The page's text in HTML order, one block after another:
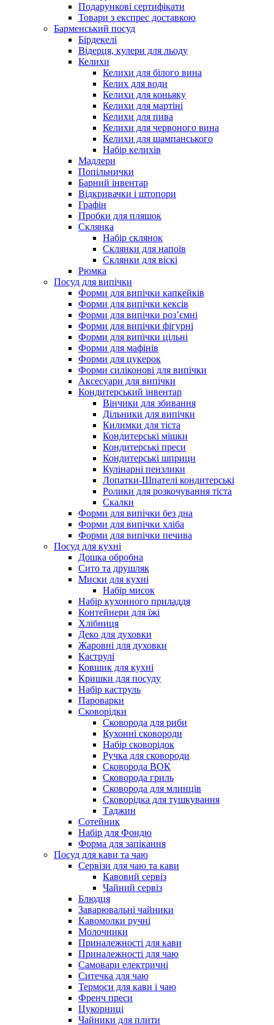
Подарункові сертифікати
Товари з експрес доставкою
Барменський посуд
Бірдекелі
Відерця, кулери для льоду
Келихи
Келихи для білого вина
Келих для води
Келихи для коньяку
Келихи для мартіні
Келихи для пива
Келихи для червоного вина
Келихи для шампанського
Набір келихів
Мадлери
Попільнички
Барний інвентар
Відкривачки і штопори
Графін
Пробки для пляшок
Склянка
Набір склянок
Склянки для напоїв
Склянки для віскі
Рюмка
Посуд для випічки
Форми для випічки капкейків
Форми для випічки кексів
Форми для випічки роз’ємні
Форми для випічки фігурні
Форми для випічки цільні
Форми для мафінів
Форми для цукерок
Форми силіконові для випічки
Аксесуари для випічки
Кондитерський інвентар
Вінчики для збивання
Дільники для випічки
Килимки для тіста
Кондитерські мішки
Кондитерські преси
Кондитерські шприци
Кулінарні пензлики
Лопатки-Шпателі кондитерські
Ролики для розкочування тіста
Скалки
Форми для випічки без дна
Форми для випічки хліба
Форми для випічки печива
Посуд для кухні
Дошка обробна
Сито та друшляк
Миски для кухні
Набір мисок
Набір кухонного приладдя
Контейнери для їжі
Хлібниця
Деко для духовки
Жаровні для духовки
Каструлі
Ковшик для кухні
Кришки для посуду
Набір каструль
Пароварки
Сковорідки
Сковорода для риби
Кухонні сковороди
Набір сковорідок
Ручка для сковороди
Сковорода ВОК
Сковорода гриль
Сковорода для млинців
Сковорідка для тушкування
Таджин
Сотейник
Набір для Фондю
Форма для запікання
Посуд для кави та чаю
Сервізи для чаю та кави
Кавовий сервіз
Чайний сервіз
Блюдця
Заварювальні чайники
Кавомолки ручні
Молочники
Приналежності для кави
Приналежності для чаю
Самовари електричні
Ситечка для чаю
Термоси для кави і чаю
Френч преси
Цукорниці
Чайники для плити